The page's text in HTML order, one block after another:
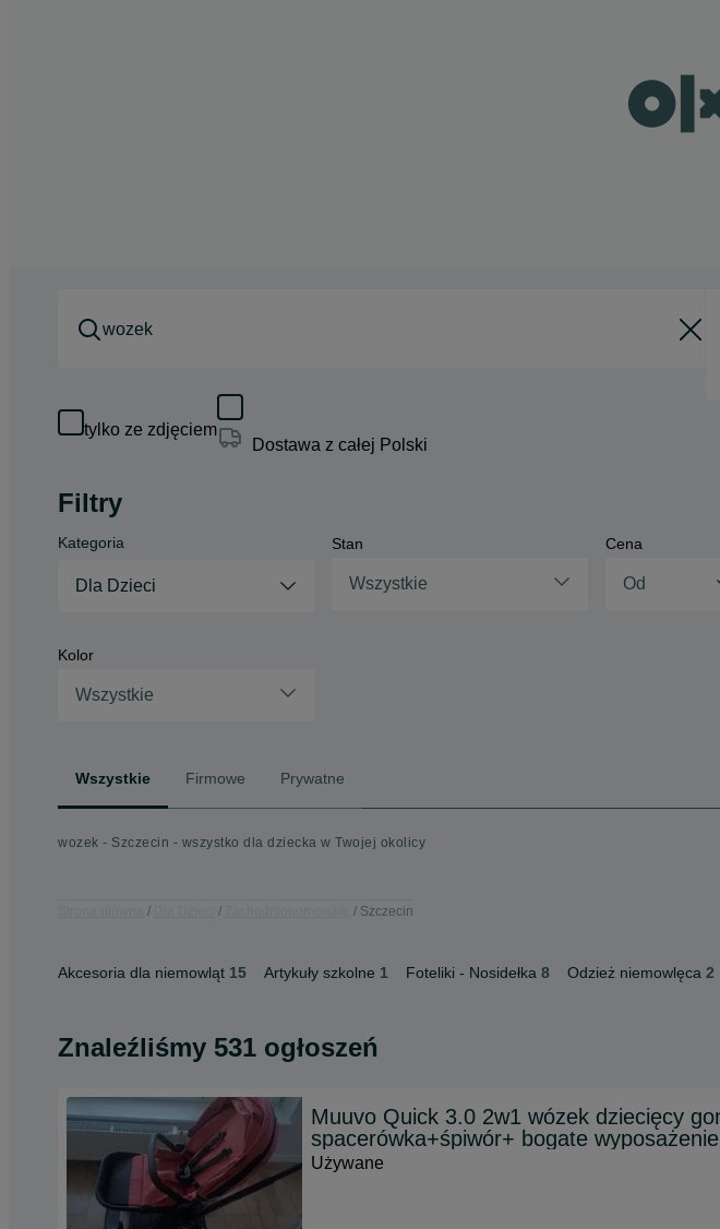
tylko ze zdjęciem
Dostawa z całej Polski
Filtry
Kategoria
Dla Dzieci
Stan
Wszystkie
Cena
Kolor
Wszystkie
Wszystkie Firmowe Prywatne
wozek - Szczecin - wszystko dla dziecka w Twojej okolicy
Szczecin
Akcesoria dla niemowląt 15 Artykuły szkolne 1 Foteliki - Nosidełka 8 Odzież niemowlęca 2
Znaleźliśmy 531 ogłoszeń
Muuvo Quick 3.0 2w1 wózek dziecięcy
spacerówka+śpiwór+ bogate wyposażenie
Używane